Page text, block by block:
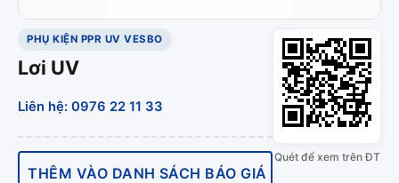
PHỤ KIỆN PPR UV VESBO
Lơi UV
Liên hệ: 0976 22 11 33
THÊM VÀO DANH SÁCH BÁO GIÁ
Quét để xem trên ĐT